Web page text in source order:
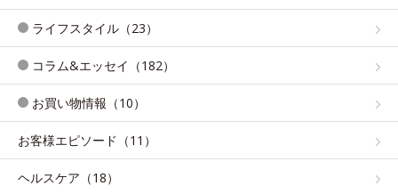
ライフスタイル（23）
コラム&エッセイ（182）
お買い物情報（10）
お客様エピソード（11）
ヘルスケア（18）